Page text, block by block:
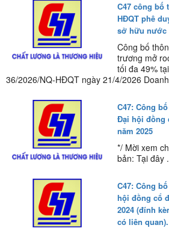
C47 công bố
HĐQT phê
sở hữu nước
Công bố
trương mở
tối đa 49%
36/2026/NQ-HĐQT ngày 21/4/2026
C47: Công
Đại hội đồng
năm 2025
*/ Mời xem
bản: Tại đây
C47: Công
hội đồng cổ
2024 (đính
có liên quan).